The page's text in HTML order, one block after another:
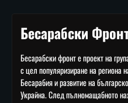
Бесарабски
Бесарабски фронт е проект на
с цел популяризиране на региона
Бесарабия и развитие на
Украйна. След пълномащабното